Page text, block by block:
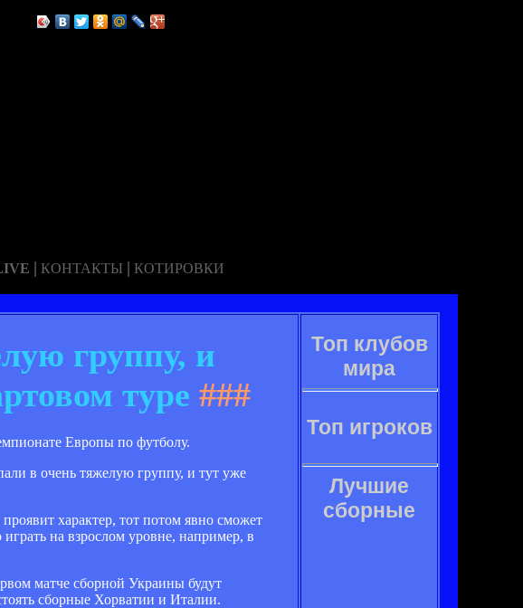
| КОНТАКТЫ | КОТИРОВКИ
группу, и
туре ###
Европы по футболу.
в очень тяжелую группу, и тут уже
характер, тот потом явно сможет
на взрослом уровне, например, в
матче сборной Украины будут
сборные Хорватии и Италии.
Топ клубов
мира
Топ игроков
Лучшие
сборные